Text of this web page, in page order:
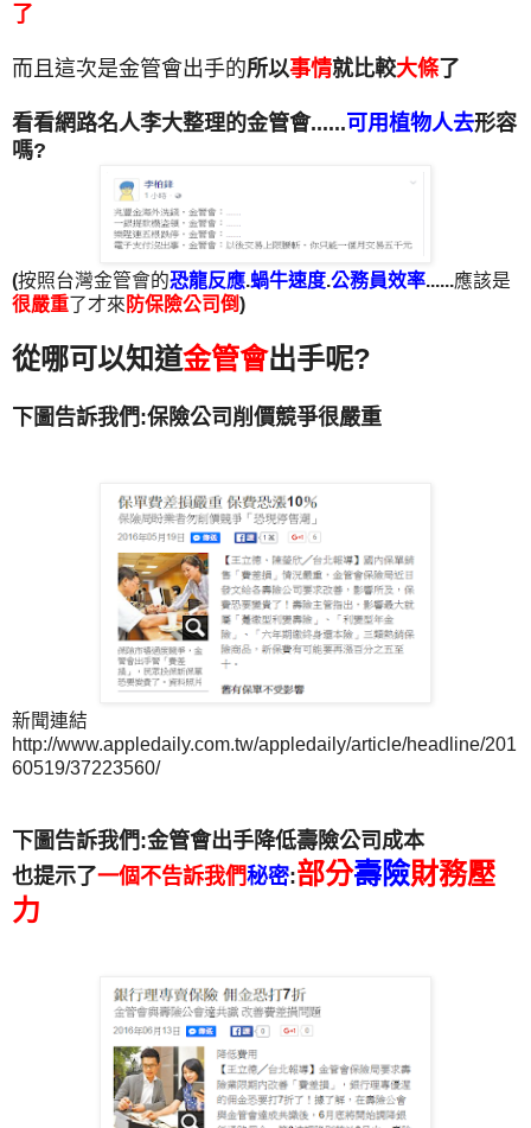
了
而且這次是金管會出手的所以事情就比較大條了
看看網路名人李大整理的金管會......可用植物人去形容
嗎?
(按照台灣金管會的恐龍反應.蝸牛速度.公務員效率......應該是
很嚴重了才來 防保險公司倒)
從哪可以知道金管會出手呢?
下圖告訴我們:保險公司削價競爭很嚴重
新聞連結
http://www.appledaily.com.tw/appledaily/article/headline/201
60519/37223560/
下圖告訴我們:金管會出手降低壽險公司成本
也提示了一個不告訴我們秘密:部分壽險財務壓
力